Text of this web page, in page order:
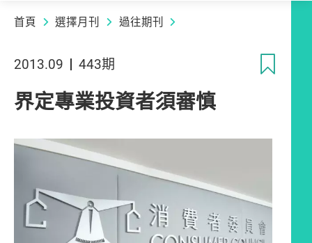
首頁 選擇月刊 過往期刊
2013.09 443期
界定專業投資者須審慎